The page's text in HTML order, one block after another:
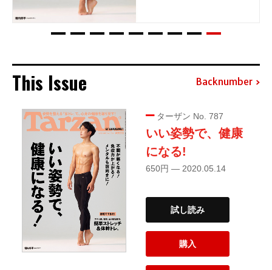
This Issue Backnumber
ターザン No. 787
いい姿勢で、健康
になる!
650円 — 2020.05.14
試し読み
購入